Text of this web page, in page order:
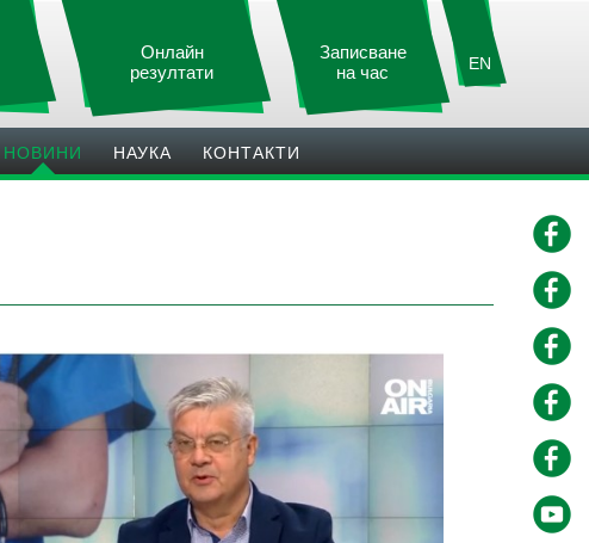
EN
Записване
на час
Онлайн
резултати
НОВИНИ НАУКА КОНТАКТИ